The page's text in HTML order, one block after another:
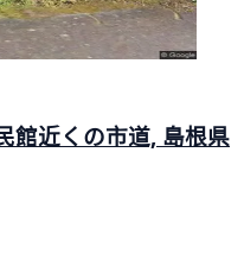
館近くの市道, 島根県